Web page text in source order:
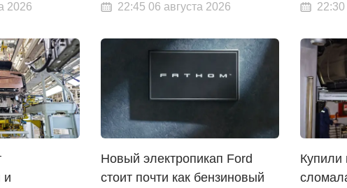
2026 22:45 06 августа 2026 22:30
и
Новый электропикап Ford
стоит почти как бензиновый
Купили